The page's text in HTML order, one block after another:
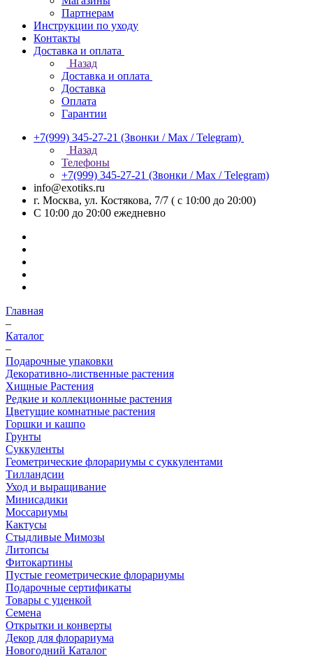
Партнерам
Инструкции по уходу
Контакты
Доставка и оплата
Назад
Доставка и оплата
Доставка
Оплата
Гарантии
+7(999) 345-27-21 (Звонки / Max / Telegram)
Назад
Телефоны
+7(999) 345-27-21 (Звонки / Max / Telegram)
info@exotiks.ru
г. Москва, ул. Костякова, 7/7 ( с 10:00 до 20:00)
С 10:00 до 20:00 ежедневно
Главная
–
Каталог
–
Подарочные упаковки
Декоративно-лиственные растения
Хищные Растения
Редкие и коллекционные растения
Цветущие комнатные растения
Горшки и кашпо
Грунты
Суккуленты
Геометрические флорариумы с суккулентами
Тилландсии
Уход и выращивание
Минисадики
Моссариумы
Кактусы
Стыдливые Мимозы
Литопсы
Фитокартины
Пустые геометрические флорариумы
Подарочные сертификаты
Товары с уценкой
Семена
Открытки и конверты
Декор для флорариума
Новогодний Каталог